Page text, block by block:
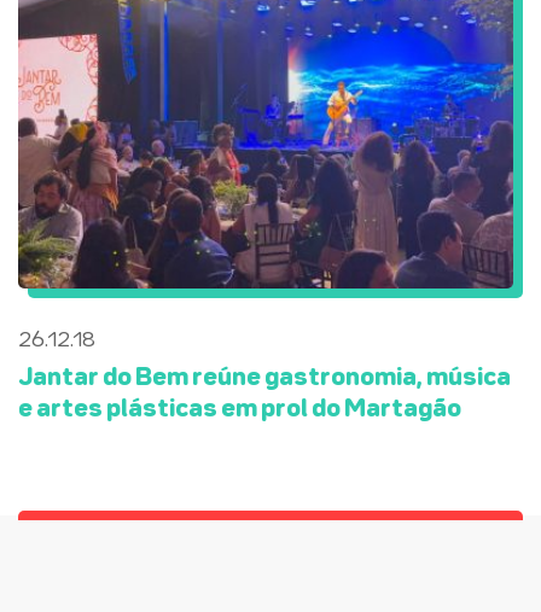
26.12.18
Jantar do Bem reúne gastronomia, música
e artes plásticas em prol do Martagão